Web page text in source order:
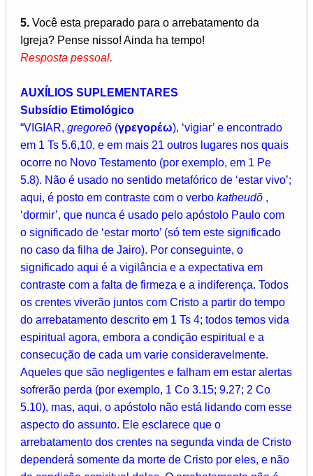
5. Você esta preparado para o arrebatamento da
Igreja? Pense nisso! Ainda ha tempo!
Resposta pessoal.
AUXÍLIOS SUPLEMENTARES
Subsídio Etimológico
“VIGIAR, gregoreõ (γρεγορέω), ‘vigiar’ e encontrado
em 1 Ts 5.6,10, e em mais 21 outros lugares nos quais
ocorre no Novo Testamento (por exemplo, em 1 Pe
5.8). Não é usado no sentido metafórico de ‘estar vivo’;
aqui, é posto em contraste com o verbo katheudõ ,
‘dormir’, que nunca é usado pelo apóstolo Paulo com
o significado de ‘estar morto’ (só tem este significado
no caso da filha de Jairo). Por conseguinte, o
significado aqui é a vigilância e a expectativa em
contraste com a falta de firmeza e a indiferença. Todos
os crentes viverão juntos com Cristo a partir do tempo
do arrebatamento descrito em 1 Ts 4; todos temos vida
espiritual agora, embora a condição espiritual e a
consecução de cada um varie consideravelmente.
Aqueles que são negligentes e falham em estar alertas
sofrerão perda (por exemplo, 1 Co 3.15; 9.27; 2 Co
5.10), mas, aqui, o apóstolo não está lidando com esse
aspecto do assunto. Ele esclarece que o
arrebatamento dos crentes na segunda vinda de Cristo
dependerá somente da morte de Cristo por eles, e não